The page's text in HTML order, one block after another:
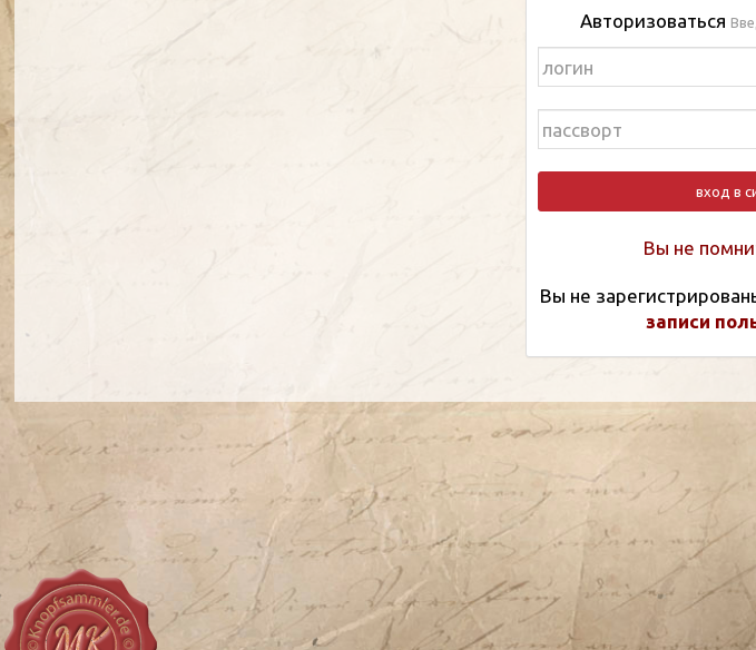
Авторизоваться
вход в
Вы не
Вы не
записи